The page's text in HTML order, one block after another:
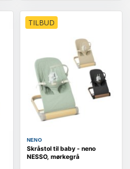
TILBUD
NENO
Skråstol til baby - neno
NESSO, mørkegrå